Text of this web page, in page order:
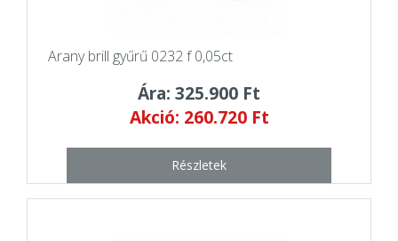
Arany brill gyűrű 0232 f 0,05ct
Ára: 325.900 Ft
Akció: 260.720 Ft
Részletek